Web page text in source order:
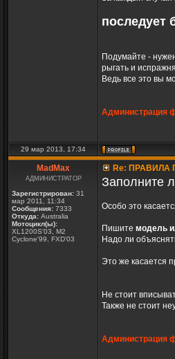
последует
Подумайте -
рыгать и
Ведь все это вы
Администрация
29 мар 2013, 17:34
MadMax
АДМИНИСТРАТОР
Зарегистрирован: 31
мар 2011, 11:34
Сообщения: 7333
Откуда: Australia
Мотоцикл(ы):
XL1200S'03, M2
Cyclone'99, FXD'03
Re: ПРАВИЛА
Заполните
Особо это
Пишите модель
Надо ли
Это же касается
Не стоит
Также не стоит
Администрация